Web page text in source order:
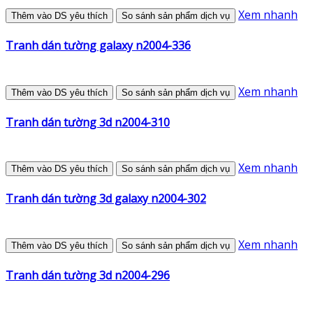
Thêm vào DS yêu thích So sánh sản phẩm dịch vụ Xem nhanh
Tranh dán tường galaxy n2004-336
Thêm vào DS yêu thích So sánh sản phẩm dịch vụ Xem nhanh
Tranh dán tường 3d n2004-310
Thêm vào DS yêu thích So sánh sản phẩm dịch vụ Xem nhanh
Tranh dán tường 3d galaxy n2004-302
Thêm vào DS yêu thích So sánh sản phẩm dịch vụ Xem nhanh
Tranh dán tường 3d n2004-296